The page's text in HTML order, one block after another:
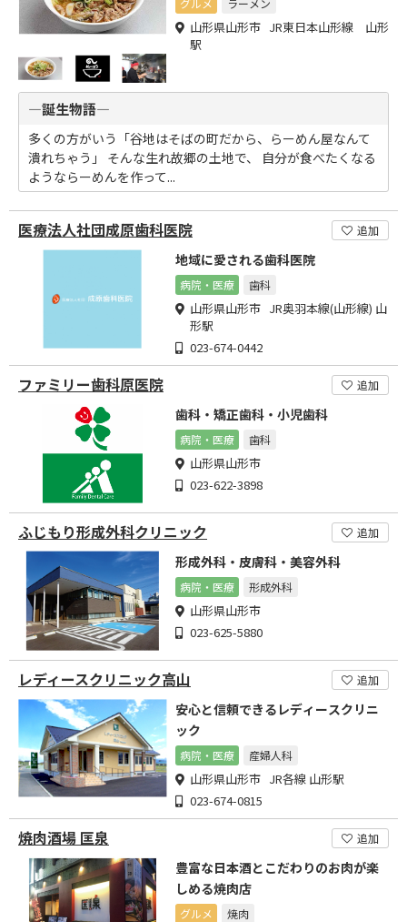
山形県山形市 JR東日本山形線 山形
駅
―誕生物語―
多くの方がいう「谷地はそばの町だから、らーめん屋なんて
潰れちゃう」 そんな生れ故郷の土地で、 自分が食べたくなる
ようならーめんを作って...
医療法人社団成原歯科医院 追加
地域に愛される歯科医院
病院・医療 歯科
山形県山形市 JR奥羽本線(山形線) 山
形駅
023-674-0442
ファミリー歯科原医院 追加
歯科・矯正歯科・小児歯科
病院・医療 歯科
山形県山形市
023-622-3898
ふじもり形成外科クリニック 追加
形成外科・皮膚科・美容外科
病院・医療 形成外科
山形県山形市
023-625-5880
レディースクリニック高山 追加
安心と信頼できるレディースクリニ
ック
病院・医療 産婦人科
山形県山形市 JR各線 山形駅
023-674-0815
焼肉酒場 匡泉 追加
豊富な日本酒とこだわりのお肉が楽
しめる焼肉店
グルメ 焼肉